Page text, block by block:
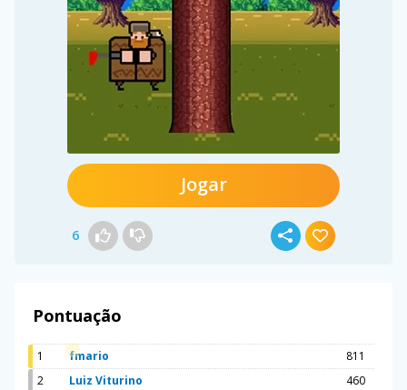
Jogar
6
Pontuação
1 fmario
811
2
Luiz Viturino
460